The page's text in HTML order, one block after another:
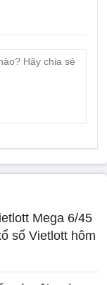
Mega 6/45
số Vietlott hôm